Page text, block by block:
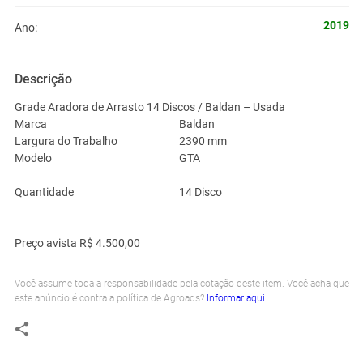
Ano: 2019
Descrição
Grade Aradora de Arrasto 14 Discos / Baldan – Usada
Marca
Baldan
Largura do Trabalho
2390 mm
Modelo
GTA
Quantidade 14 Disco
Preço avista R$ 4.500,00
Você assume toda a responsabilidade pela cotação deste item. Você acha que
este anúncio é contra a política de Agroads? Informar aqui